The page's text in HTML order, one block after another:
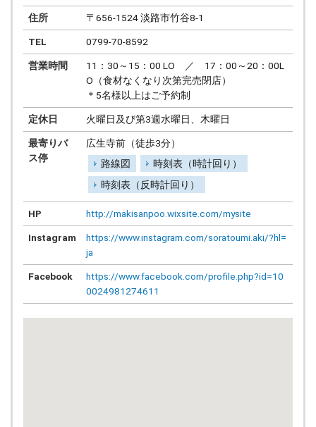
住所 〒656-1524 淡路市竹谷8-1
TEL 0799-70-8592
営業時間
11：30～15：00 LO ／ 17：00～20：00L
O（食材なくなり次第完売閉店）
＊5名様以上はご予約制
定休日 火曜日及び第3週水曜日、木曜日
最寄りバ
ス停
広生寺前（徒歩3分）
路線図
時刻表（時計回り）
時刻表（反時計回り）
HP http://makisanpoo.wixsite.com/mysite
Instagram
https://www.instagram.com/soratoumi.aki/?hl=
ja
Facebook
https://www.facebook.com/profile.php?id=10
0024981274611